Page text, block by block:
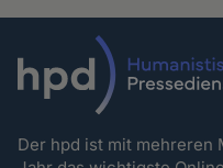
Der hpd ist mit mehreren